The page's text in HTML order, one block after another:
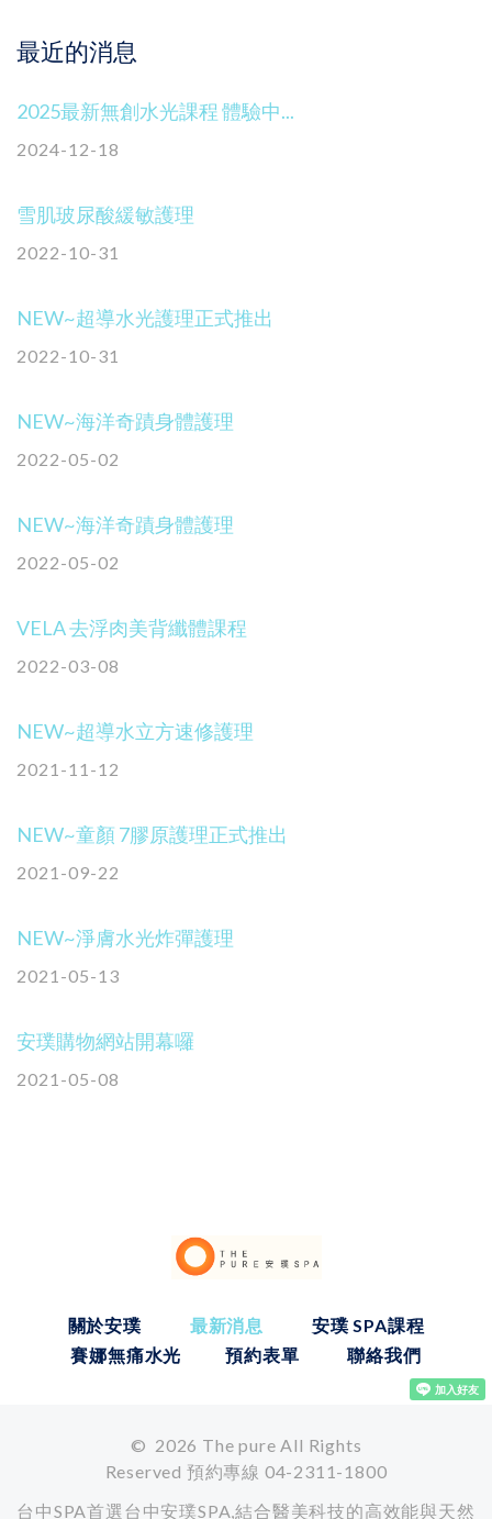
最近的消息
2025最新無創水光課程 體驗中...
2024-12-18
雪肌玻尿酸緩敏護理
2022-10-31
NEW~超導水光護理正式推出
2022-10-31
NEW~海洋奇蹟身體護理
2022-05-02
NEW~海洋奇蹟身體護理
2022-05-02
VELA 去浮肉美背纖體課程
2022-03-08
NEW~超導水立方速修護理
2021-11-12
NEW~童顏 7膠原護理正式推出
2021-09-22
NEW~淨膚水光炸彈護理
2021-05-13
安璞購物網站開幕囉
2021-05-08
關於安璞 最新消息
安璞 SPA課程
賽娜無痛水光
預約表單 聯絡我們
© 2026 The pure All Rights
Reserved 預約專線 04-2311-1800
台中SPA首選台中安璞SPA,結合醫美科技的高效能與天然